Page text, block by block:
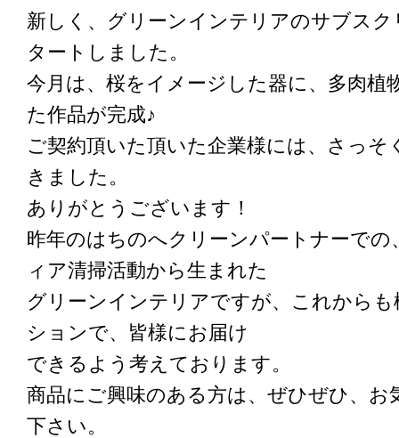
新しく、グリーンインテリアのサブス
タートしました。
今月は、桜をイメージした器に、多肉植
た作品が完成♪
ご契約頂いた頂いた企業様には、さっそ
きました。
ありがとうございます！
昨年のはちのへクリーンパートナーでの
ィア清掃活動から生まれた
グリーンインテリアですが、これから
ションで、皆様にお届け
できるよう考えております。
商品にご興味のある方は、ぜひぜひ、お
下さい。